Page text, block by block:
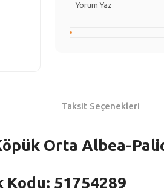
Yorum Yaz
Taksit Seçenekleri
Orta Albea-
Kodu: 51754289